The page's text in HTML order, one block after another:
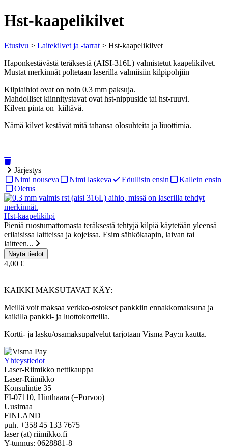
Hst-kaapelikilvet
Etusivu > Laitekilvet ja -tarrat > Hst-kaapelikilvet
Haponkestävästä teräksestä (AISI-316L) valmistetut kaapelikilvet.
Mustat merkinnät poltetaan laserilla valmiisiin kilpipohjiin
Kilpiaihiot ovat on noin 0.3 mm paksuja.
Mahdolliset kiinnitystavat ovat hst-nippuside tai hst-ruuvi.
Kilven pinta on kiiltävä.
Nämä kilvet kestävät mitä tahansa olosuhteita ja liuottimia.
Järjestys
Nimi nouseva
Nimi laskeva Edullisin ensin
Kallein ensin
Oletus
Hst-kaapelikilpi
Pieniä ruostumattomasta teräksestä tehtyjä kilpiä käytetään yleensä
erilaisissa laitteissa ja kojeissa. Esim sähkökaapin, laivan tai
laitteen...
4,00 €
KAIKKI MAKSUTAVAT KÄY:
Meillä voit maksaa verkko-ostokset pankkiin ennakkomaksuna ja
kaikilla pankki- ja luottokorteilla.
Kortti- ja lasku/osamaksupalvelut tarjotaan Visma Pay:n kautta.
Yhteystiedot
Laser-Riimikko nettikauppa
Laser-Riimikko
Konsulintie 35
FI-07110, Hinthaara (=Porvoo)
Uusimaa
FINLAND
puh. +358 45 133 7675
laser (at) riimikko.fi
Y-tunnus: 0628881-8